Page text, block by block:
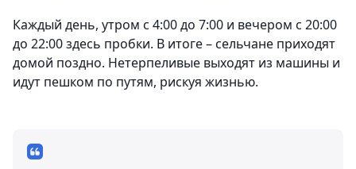
Каждый день, утром с 4:00 до 7:00 и вечером с 20:00
до 22:00 здесь пробки. В итоге – сельчане приходят
домой поздно. Нетерпеливые выходят из машины и
идут пешком по путям, рискуя жизнью.